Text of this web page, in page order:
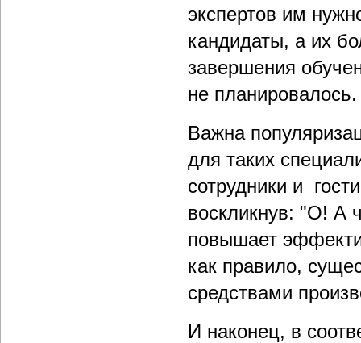
экспертов им
кандидаты, а их
завершения
не планировалось.
Важна
для таких
сотрудники и
воскликнув: "О! А
повышает
как правило,
средствами
И наконец, в